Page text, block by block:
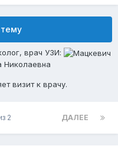
врач УЗИ:
Николаевна
визит к врачу.
ДАЛЕЕ
2